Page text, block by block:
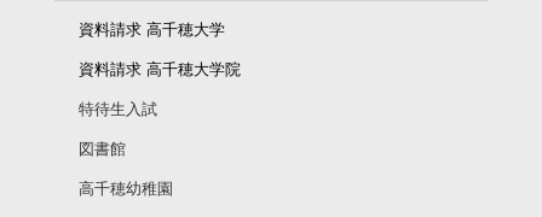
資料請求 高千穂大学
資料請求 高千穂大学院
特待生入試
図書館
高千穂幼稚園